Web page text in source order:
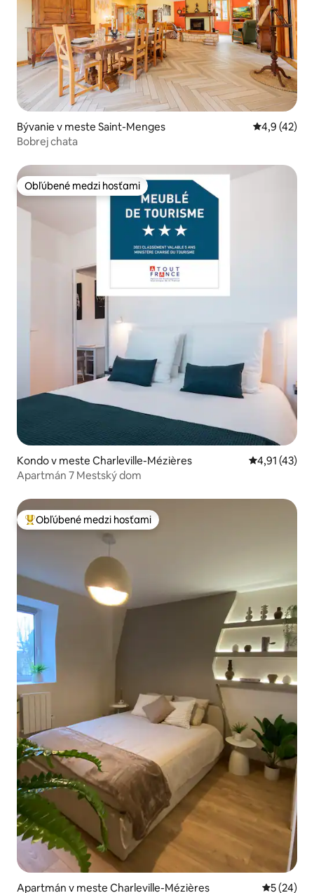
Bývanie v meste Saint-Menges Priemerné
4,9 (42)
Bobrej chata
Obľúbené medzi hosťami
Obľúbené medzi hosťami
Kondo v meste Charleville-Mézières Priemerné
4,91 (43)
Apartmán 7 Mestský dom
Najobľúbenejšie medzi hosťami
Obľúbené medzi hosťami
Apartmán v meste Charleville-Mézières 5 (24)